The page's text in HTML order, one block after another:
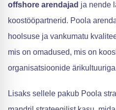
offshore arendajad ja nende
koostööpartnerid. Poola
hoolsuse ja vankumatu
mis on omadused, mis on
organisatsioonide
Lisaks sellele pakub Poola